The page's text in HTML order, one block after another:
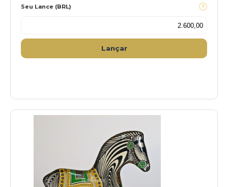
Seu Lance (BRL)
Lançar